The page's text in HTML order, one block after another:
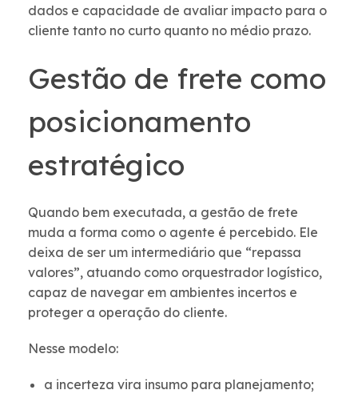
dados e capacidade de avaliar impacto para o
cliente tanto no curto quanto no médio prazo.
Gestão de frete como
posicionamento
estratégico
Quando bem executada, a gestão de frete
muda a forma como o agente é percebido. Ele
deixa de ser um intermediário que “repassa
valores”, atuando como orquestrador logístico,
capaz de navegar em ambientes incertos e
proteger a operação do cliente.
Nesse modelo:
a incerteza vira insumo para planejamento;